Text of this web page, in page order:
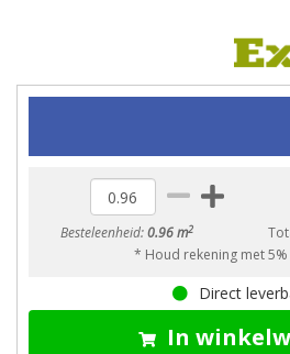
Besteleenheid:0.96 m2
* Houd rekening met 5%
Direct
In